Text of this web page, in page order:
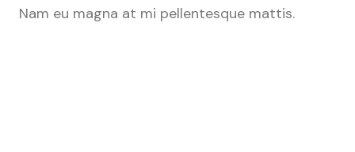
Nam eu magna at mi pellentesque mattis.